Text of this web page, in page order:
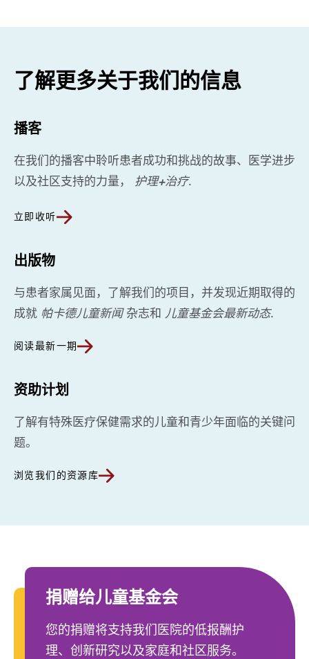
了解更多关于我们的信息
播客
在我们的播客中聆听患者成功和挑战的故事、医学进步
以及社区支持的力量，
护理+治疗.
立即收听
出版物
与患者家属见面，了解我们的项目，并发现近期取得的
成就 帕卡德儿童新闻 杂志和 儿童基金会最新动态.
阅读最新一期
资助计划
了解有特殊医疗保健需求的儿童和青少年面临的关键问
题。
浏览我们的资源库
捐赠给儿童基金会
您的捐赠将支持我们医院的低报酬护
理、创新研究以及家庭和社区服务。